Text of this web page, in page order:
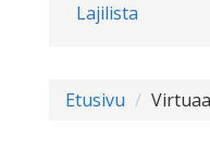
Lajilista
Etusivu